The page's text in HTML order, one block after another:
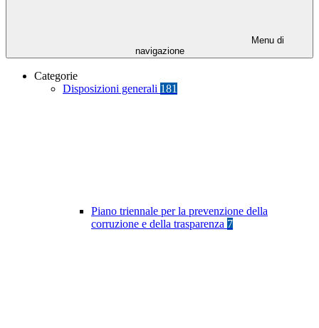
Menu di
navigazione
Categorie
Disposizioni generali 181
Piano triennale per la prevenzione della
corruzione e della trasparenza 7